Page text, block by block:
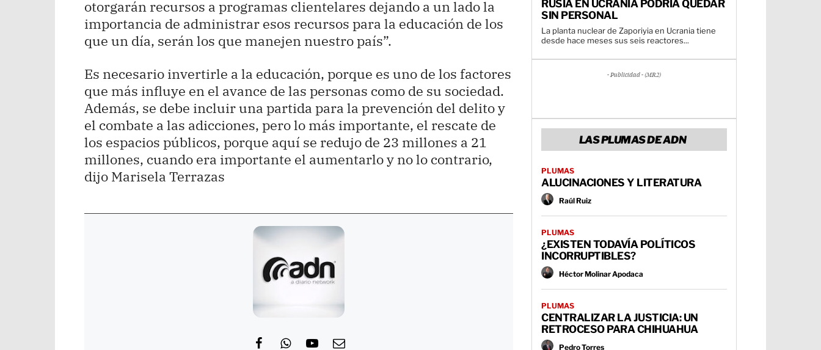
otorgarán recursos a programas clientelares dejando a un lado la
importancia de administrar esos recursos para la educación de los
que un día, serán los que manejen nuestro país”.
Es necesario invertirle a la educación, porque es uno de los factores
que más influye en el avance de las personas como de su sociedad.
Además, se debe incluir una partida para la prevención del delito y
el combate a las adicciones, pero lo más importante, el rescate de
los espacios públicos, porque aquí se redujo de 23 millones a 21
millones, cuando era importante el aumentarlo y no lo contrario,
dijo Marisela Terrazas
RUSIA EN UCRANIA PODRÍA QUEDAR
SIN PERSONAL
La planta nuclear de Zaporiyia en Ucrania tiene
desde hace meses sus seis reactores...
- Publicidad - (MR2)
LAS PLUMAS DE ADN
PLUMAS
ALUCINACIONES Y LITERATURA
Raúl Ruiz
PLUMAS
¿EXISTEN TODAVÍA POLÍTICOS
INCORRUPTIBLES?
Héctor Molinar Apodaca
PLUMAS
CENTRALIZAR LA JUSTICIA: UN
RETROCESO PARA CHIHUAHUA
Pedro Torres